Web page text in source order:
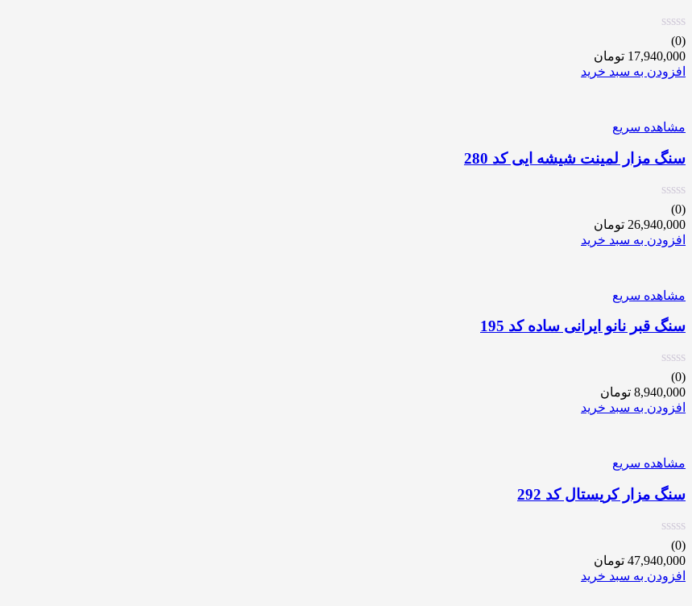
(0)
17,940,000 تومان
افزودن به سبد خرید
مشاهده سریع
سنگ مزار لمینت شیشه ایی کد 280
(0)
26,940,000 تومان
افزودن به سبد خرید
مشاهده سریع
سنگ قبر نانو ایرانی ساده کد 195
(0)
8,940,000 تومان
افزودن به سبد خرید
مشاهده سریع
سنگ مزار کریستال کد 292
(0)
47,940,000 تومان
افزودن به سبد خرید